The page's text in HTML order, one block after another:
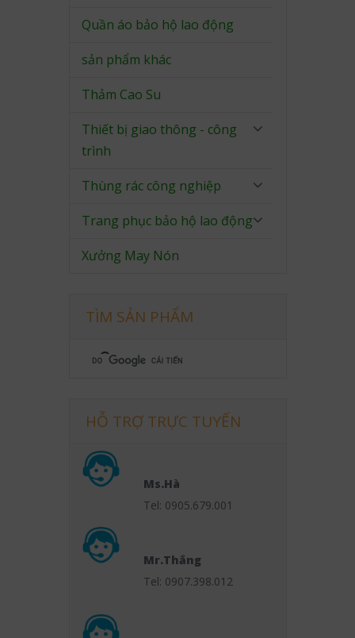
Quần áo bảo hộ lao động
sản phẩm khác
Thảm Cao Su
Thiết bị giao thông - công
trình
Thùng rác công nghiệp
Trang phục bảo hộ lao động
Xưởng May Nón
TÌM SẢN PHẨM
HỖ TRỢ TRỰC TUYẾN
Ms.Hà
Tel: 0905.679.001
Mr.Thắng
Tel: 0907.398.012